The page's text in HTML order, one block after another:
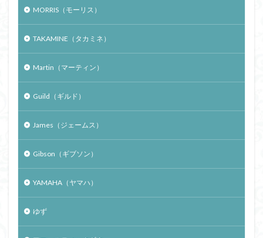
MORRIS（モーリス）
TAKAMINE（タカミネ）
Martin（マーティン）
Guild（ギルド）
James（ジェームス）
Gibson（ギブソン）
YAMAHA（ヤマハ）
ゆず